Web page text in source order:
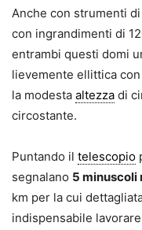
Anche con strumenti
con ingrandimenti di
entrambi questi domi
lievemente ellittica
la modesta altezza di
circostante.
Puntando il telescopio
segnalano 5 minuscoli
km per la cui
indispensabile